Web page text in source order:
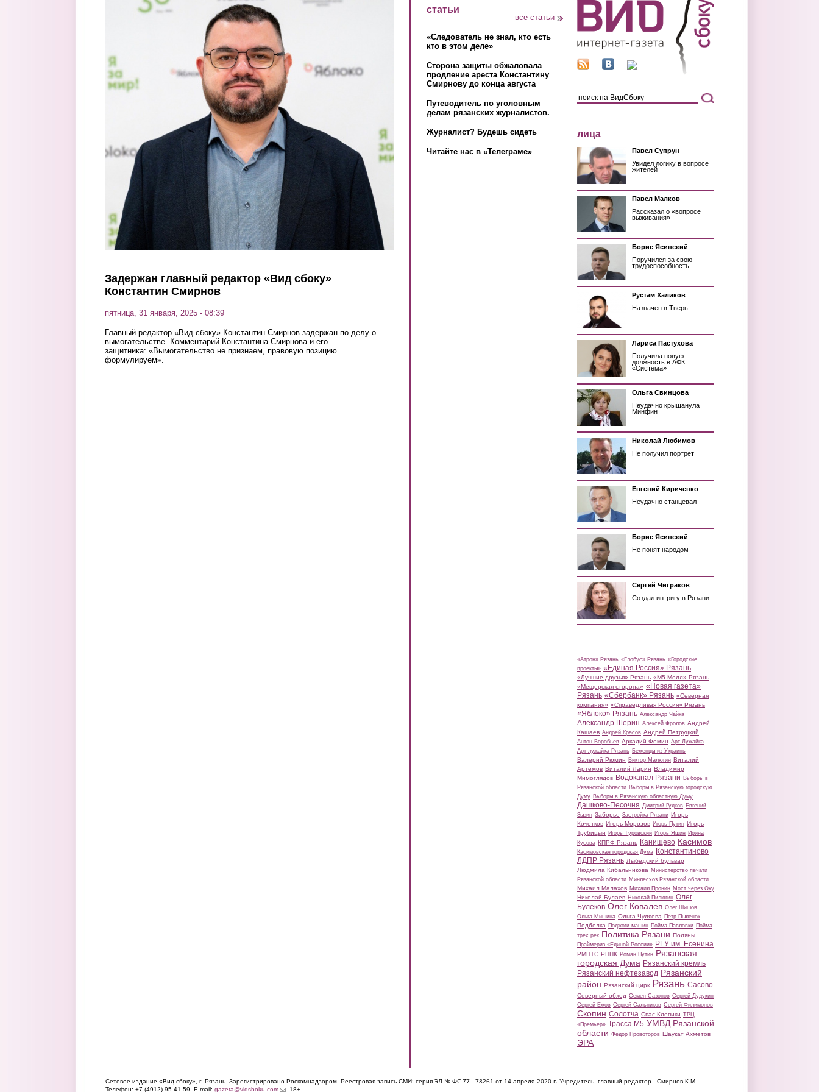
Задержан главный редактор «Вид сбоку»
Константин Смирнов
пятница, 31 января, 2025 - 08:39
Главный редактор «Вид сбоку» Константин Смирнов задержан по делу о
вымогательстве. Комментарий Константина Смирнова и его
защитника: «Вымогательство не признаем, правовую позицию
формулируем».
статьи
все статьи
«Следователь не знал, кто есть
кто в этом деле»
Сторона защиты обжаловала
продление ареста Константину
Смирнову до конца августа
Путеводитель по уголовным
делам рязанских журналистов.
Журналист? Будешь сидеть
Читайте нас в «Телеграме»
лица
Павел Супрун
Увидел логику в вопросе
жителей
Павел Малков
Рассказал о «вопросе
выживания»
Борис Ясинский
Поручился за свою
трудоспособность
Рустам Халиков
Назначен в Тверь
Лариса Пастухова
Получила новую
должность в АФК
«Система»
Ольга Свинцова
Неудачно крышанула
Минфин
Николай Любимов
Не получил портрет
Евгений Кириченко
Неудачно станцевал
Борис Ясинский
Не понят народом
Сергей Чиграков
Создал интригу в Рязани
«Атрон» Рязань «Глобус» Рязань «Городские
проекты» «Единая Россия» Рязань
«Лучшие друзья» Рязань «М5 Молл» Рязань
«Мещерская сторона» «Новая газета»
Рязань «Сбербанк» Рязань «Северная
компания» «Справедливая Россия» Рязань
«Яблоко» Рязань Александр Чайка
Александр Шерин Алексей Фролов Андрей
Кашаев Андрей Красов Андрей Петруцкий
Антон Воробьев Аркадий Фомин Арт-Лужайка
Арт-лужайка Рязань Беженцы из Украины
Валерий Рюмин Виктор Малюгин Виталий
Артемов Виталий Ларин Владимир
Мимоглядов Водоканал Рязани Выборы в
Рязанской области Выборы в Рязанскую городскую
Думу Выборы в Рязанскую областную Думу
Дашково-Песочня Дмитрий Гудков Евгений
Зызин Заборье Застройка Рязани Игорь
Кочетков Игорь Морозов Игорь Путин Игорь
Трубицын Игорь Туровский Игорь Яшин Ирина
Кусова КПРФ Рязань Канищево Касимов
Касимовская городская Дума Константиново
ЛДПР Рязань Лыбедский бульвар
Людмила Кибальникова Министерство печати
Рязанской области Минлесхоз Рязанской области
Михаил Малахов Михаил Пронин Мост через Оку
Николай Булаев Николай Пилюгин Олег
Булеков Олег Ковалев Олег Шишов
Ольга Мишина Ольга Чуляева Петр Пыленок
Подбелка Поджоги машин Пойма Павловки Пойма
трех рек Политика Рязани Поляны
Праймериз «Единой России» РГУ им. Есенина
РМПТС РНПК Роман Путин Рязанская
городская Дума Рязанский кремль
Рязанский нефтезавод Рязанский
район Рязанский цирк Рязань Сасово
Северный обход Семен Сазонов Сергей Дудукин
Сергей Ежов Сергей Сальников Сергей Филимонов
Скопин Солотча Спас-Клепики ТРЦ
«Премьер» Трасса М5 УМВД Рязанской
области Федор Провоторов Шаукат Ахметов
ЭРА
Сетевое издание «Вид сбоку», г. Рязань. Зарегистрировано Роскомнадзором. Реестровая запись СМИ: серия ЭЛ № ФС 77 - 78261 от 14 апреля 2020 г. Учредитель, главный редактор - Смирнов К.М.
Телефон: +7 (4912) 95-41-59. E-mail: gazeta@vidsboku.com(link sends e-mail)
. 18+